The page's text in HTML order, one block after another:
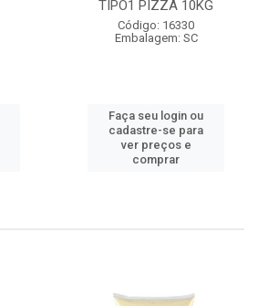
TIPO1 PIZZA 10KG
Código: 16330
Embalagem: SC
Faça seu login ou
cadastre-se para
ver preços e
comprar